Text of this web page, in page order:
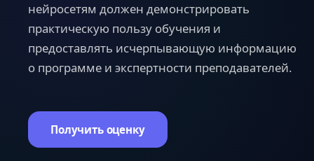
нейросетям должен демонстрировать
практическую пользу обучения и
предоставлять исчерпывающую информацию
о программе и экспертности преподавателей.
Получить оценку